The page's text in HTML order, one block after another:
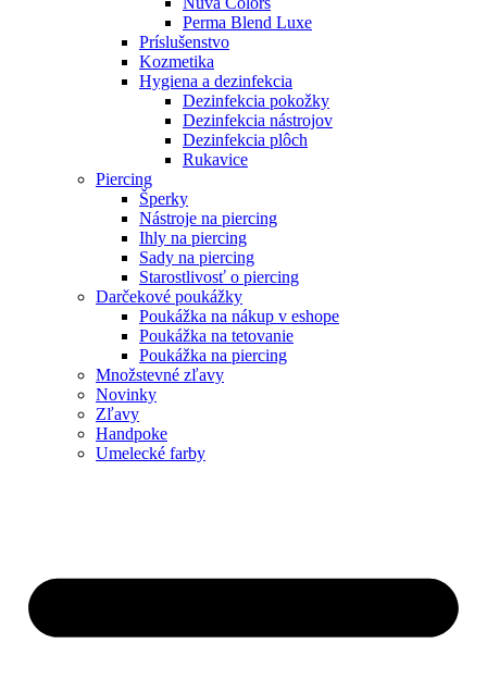
Perma Blend Luxe
Príslušenstvo
Kozmetika
Hygiena a dezinfekcia
Dezinfekcia pokožky
Dezinfekcia nástrojov
Dezinfekcia plôch
Rukavice
Piercing
Šperky
Nástroje na piercing
Ihly na piercing
Sady na piercing
Starostlivosť o piercing
Darčekové poukážky
Poukážka na nákup v eshope
Poukážka na tetovanie
Poukážka na piercing
Množstevné zľavy
Novinky
Zľavy
Handpoke
Umelecké farby